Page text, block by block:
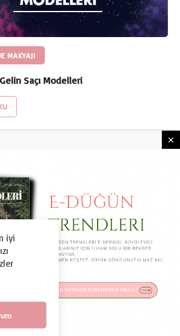
MAKYAJI
Gelin Saçı Modelleri
KULLANIM ŞARTLARI
GÜVENLIK
KÜNYE İLETIŞIM
2024, Tüm Hakları Saklıdır
Bir Dtc Teknoloji ve Organizasyon A.Ş.
iyi